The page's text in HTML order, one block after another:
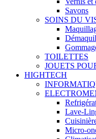
Savons
SOINS DU
TOILETTES
JOUETS
HIGHTECH
Lave-
Micro-